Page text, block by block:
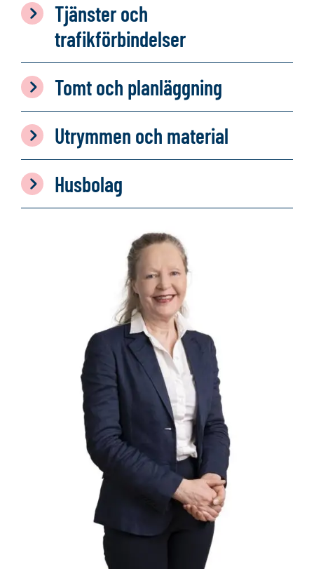
Tjänster och
trafikförbindelser
Tomt och planläggning
Utrymmen och material
Husbolag